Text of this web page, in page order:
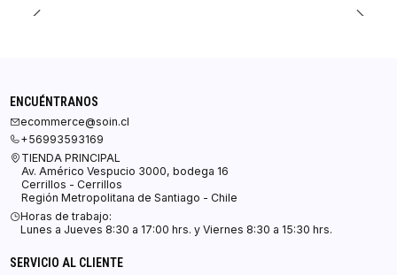
ENCUÉNTRANOS
ecommerce@soin.cl
+56993593169
TIENDA PRINCIPAL
Av. Américo Vespucio 3000, bodega 16
Cerrillos - Cerrillos
Región Metropolitana de Santiago - Chile
Horas de trabajo:
Lunes a Jueves 8:30 a 17:00 hrs. y Viernes 8:30 a 15:30 hrs.
SERVICIO AL CLIENTE